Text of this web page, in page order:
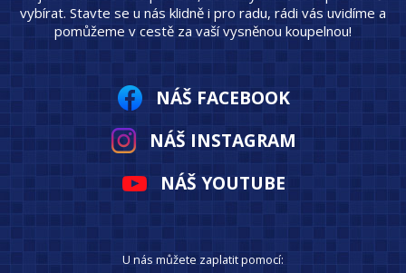
vybírat. Stavte se u nás klidně i pro radu, rádi vás uvidíme a
pomůžeme v cestě za vaší vysněnou koupelnou!
NÁŠ FACEBOOK
NÁŠ INSTAGRAM
NÁŠ YOUTUBE
U nás můžete zaplatit pomocí: